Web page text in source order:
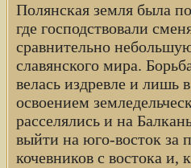
Полянская земля была
где господствовали
сравнительно
славянского мира.
велась издревле и лишь
освоением
расселялись и на
выйти на юго-восток за
кочевников с востока и,